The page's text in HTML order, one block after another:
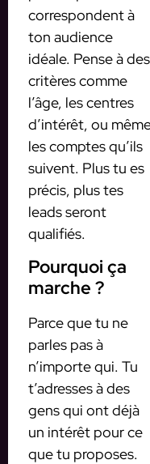
correspondent à
ton audience
idéale. Pense à des
critères comme
l’âge, les centres
d’intérêt, ou
les comptes qu’ils
suivent. Plus tu es
précis, plus tes
leads seront
qualifiés.
Pourquoi ça
marche ?
Parce que tu ne
parles pas à
n’importe qui. Tu
t’adresses à des
gens qui ont déjà
un intérêt pour ce
que tu proposes.